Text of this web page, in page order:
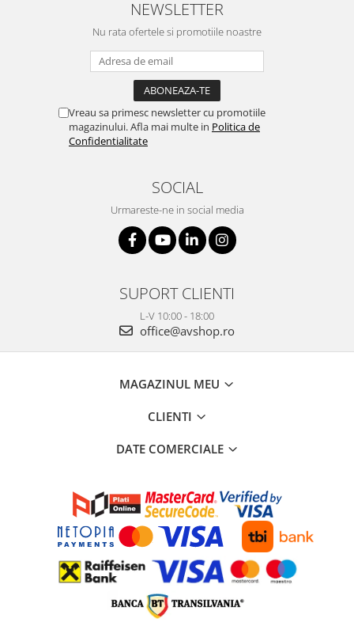
NEWSLETTER
Nu rata ofertele si promotiile noastre
Vreau sa primesc newsletter cu promotiile
magazinului. Afla mai multe in Politica de
Confidentialitate
SOCIAL
Urmareste-ne in social media
SUPORT CLIENTI
L-V 10:00 - 18:00
office@avshop.ro
MAGAZINUL MEU
CLIENTI
DATE COMERCIALE